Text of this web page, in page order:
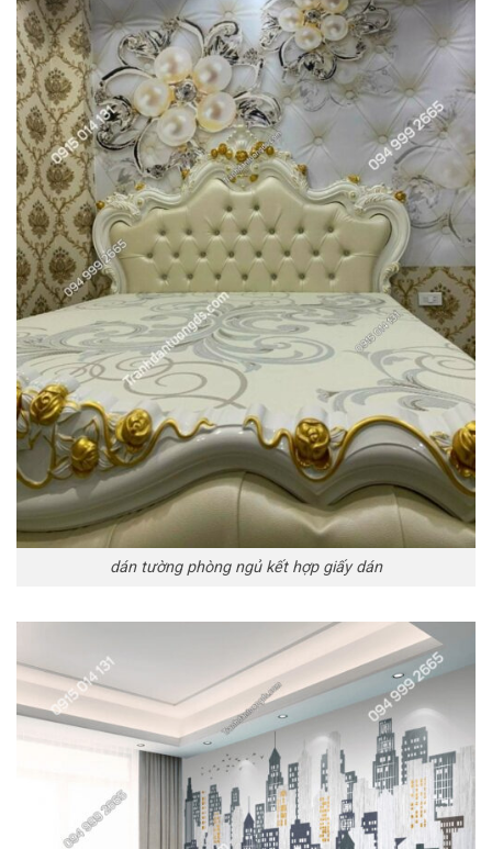
dán tường phòng ngủ kết hợp giấy dán